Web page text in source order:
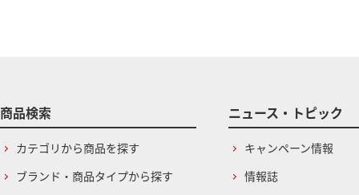
商品検索
カテゴリから商品を探す
ブランド・商品タイプから探す
ニュース・トピック
キャンペーン情報
情報誌